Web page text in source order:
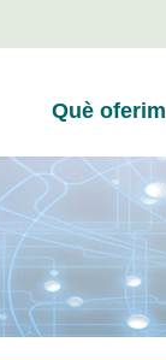
Què oferim